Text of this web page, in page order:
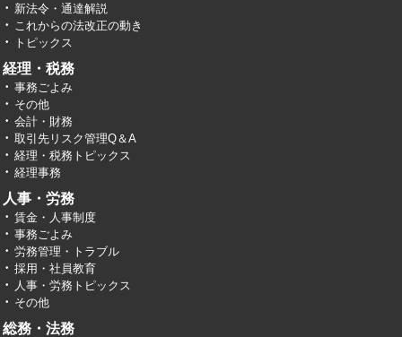
新法令・通達解説
これからの法改正の動き
トピックス
経理・税務
事務ごよみ
その他
会計・財務
取引先リスク管理Q＆A
経理・税務トピックス
経理事務
人事・労務
賃金・人事制度
事務ごよみ
労務管理・トラブル
採用・社員教育
人事・労務トピックス
その他
総務・法務